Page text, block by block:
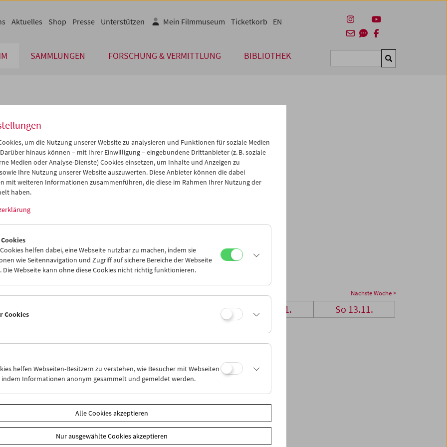
SAMMLUNGEN FORSCHUNG & VERMITTLUNG BIBLIOTHEK Suchen
Aktuelles Shop Presse Unterstützen Mein Filmmuseum Ticketkorb EN
Nov 2011 >>
Mi Do Fr Sa So
02 03 04 05
06
09 10 11 12
13
16 17
23 24
07
iCalender
Programmheft-PDF
English language or subtitles
Nächste Woche >
Mi 9.11. Sa 12.11. So 13.11.
um die Nutzung unserer Website zu analysieren und Funktionen für soziale Medien
hinaus können – mit Ihrer Einwilligung – eingebundene Drittanbieter (z. B. soziale
Medien oder Analyse-Dienste) Cookies einsetzen, um Inhalte und Anzeigen zu
Ihre Nutzung unserer Website auszuwerten. Diese Anbieter können die dabei
mit weiteren Informationen zusammenführen, die diese im Rahmen Ihrer Nutzung der
haben.
helfen dabei, eine Webseite nutzbar zu machen, indem sie
wie Seitennavigation und Zugriff auf sichere Bereiche der Webseite
Die Webseite kann ohne diese Cookies nicht richtig funktionieren.
Cookies
helfen Webseiten-Besitzern zu verstehen, wie Besucher mit Webseiten
indem Informationen anonym gesammelt und gemeldet werden.
Alle Cookies akzeptieren
Nur ausgewählte Cookies akzeptieren